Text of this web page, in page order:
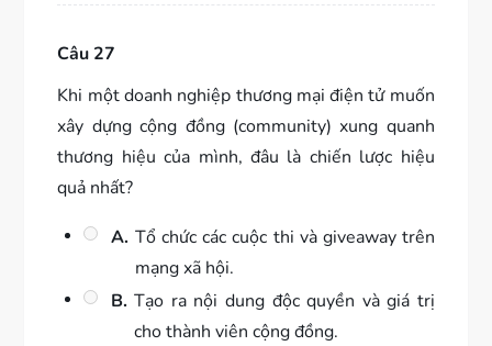
Câu 27
Khi một doanh nghiệp thương mại điện tử muốn
xây dựng cộng đồng (community) xung quanh
thương hiệu của mình, đâu là chiến lược hiệu
quả nhất?
A. Tổ chức các cuộc thi và giveaway trên
mạng xã hội.
B. Tạo ra nội dung độc quyền và giá trị
cho thành viên cộng đồng.